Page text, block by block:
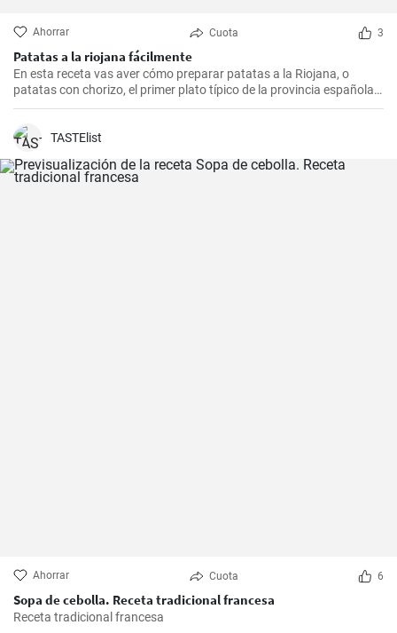
Ahorrar Cuota 3
Patatas a la riojana fácilmente
En esta receta vas aver cómo preparar patatas a la Riojana, o
patatas con chorizo, el primer plato típico de la provincia española
de La Rioja.
TASTElist
Ahorrar Cuota 6
Sopa de cebolla. Receta tradicional francesa
Receta tradicional francesa